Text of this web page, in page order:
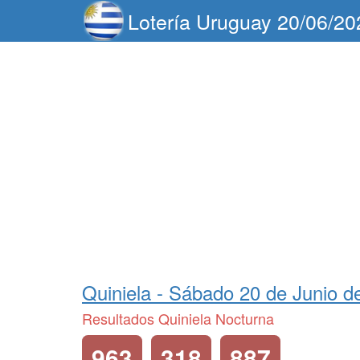
Lotería Uruguay 20/06/
Quiniela - Sábado 20 de Junio
Resultados Quiniela Nocturna